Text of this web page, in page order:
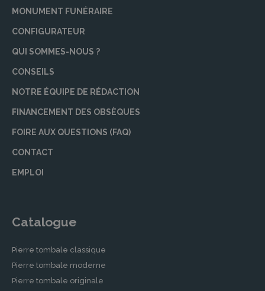
MONUMENT FUNÉRAIRE
CONFIGURATEUR
QUI SOMMES-NOUS ?
CONSEILS
NOTRE ÉQUIPE DE RÉDACTION
FINANCEMENT DES OBSÈQUES
FOIRE AUX QUESTIONS (FAQ)
CONTACT
EMPLOI
Catalogue
Pierre tombale classique
Pierre tombale moderne
Pierre tombale originale